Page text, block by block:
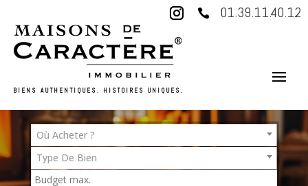
 01.39.11.40.12
BIENS AUTHENTIQUES. HISTOIRES UNIQUES.
Où Acheter ?
Type De Bien